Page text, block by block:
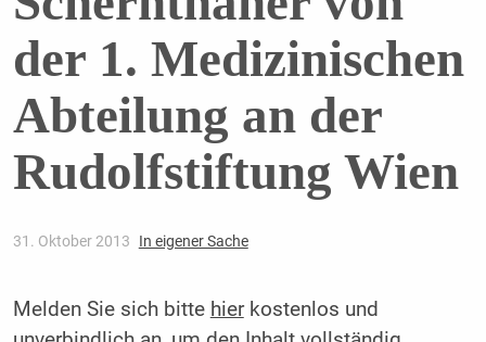
der 1. Medizinischen
Abteilung an der
Rudolfstiftung Wien
31. Oktober 2013 In eigener Sache
Melden Sie sich bitte hierkostenlos und